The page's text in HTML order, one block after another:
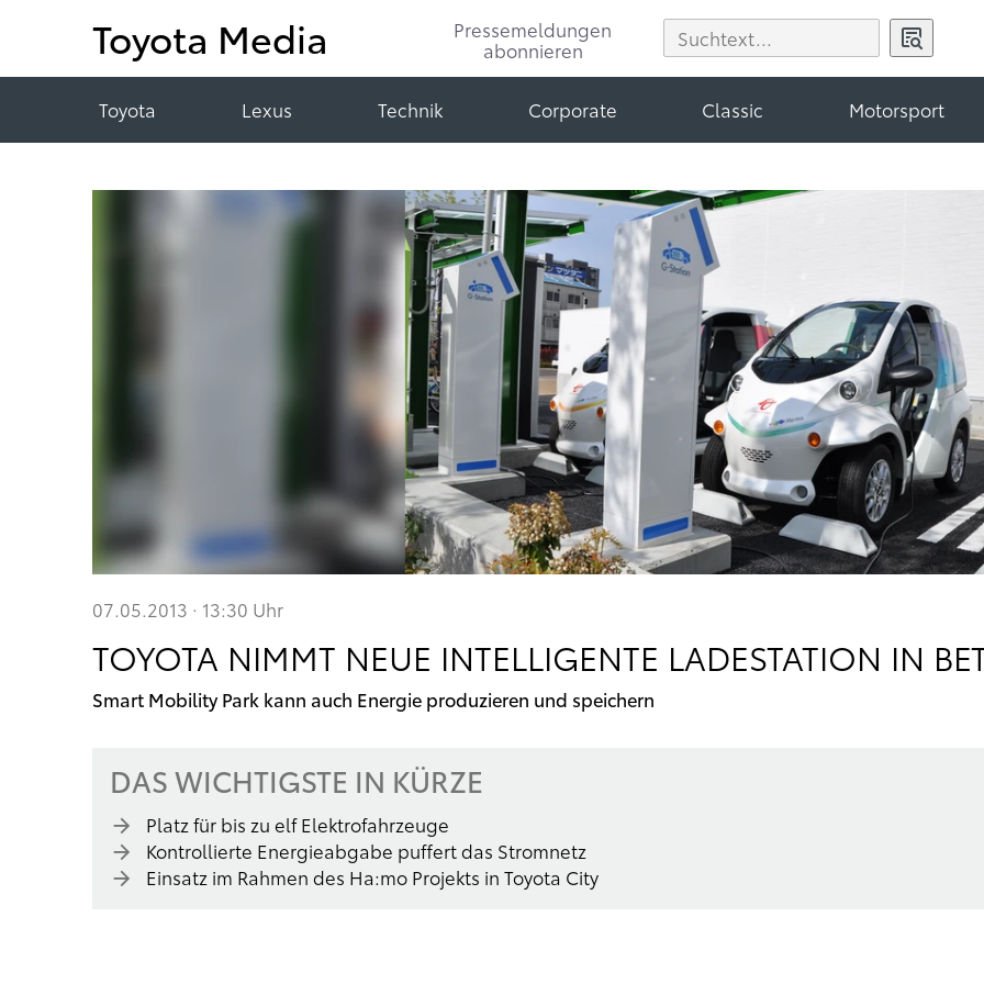
Toyota Media
Pressemeldungen
abonnieren
Toyota Lexus Technik Corporate Classic Motorsport
07.05.2013 · 13:30 Uhr
TOYOTA NIMMT NEUE INTELLIGENTE LADESTATION IN
Smart Mobility Park kann auch Energie produzieren und speichern
DAS WICHTIGSTE IN KÜRZE
Platz für bis zu elf Elektrofahrzeuge
Kontrollierte Energieabgabe puffert das Stromnetz
Einsatz im Rahmen des Ha:mo Projekts in Toyota City